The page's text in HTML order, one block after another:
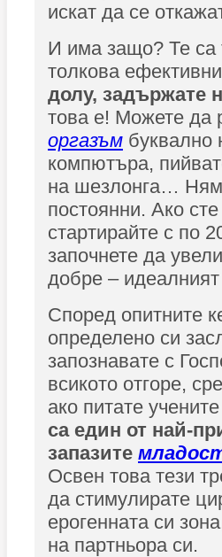
искат да се
И има защо? Те са
толкова
долу, задържате
това е! Можете да
оргазъм буквално
компютъра,
на шезлонга…
постоянни. Ако
стартирайте с по
започнете да
добре –
Според опитните
определено си
запознавате с
всикото отгоре,
ако питате учените
са един от най-
запазите
Освен това тези
да стимулирате
ерогенната си
на партньора си.